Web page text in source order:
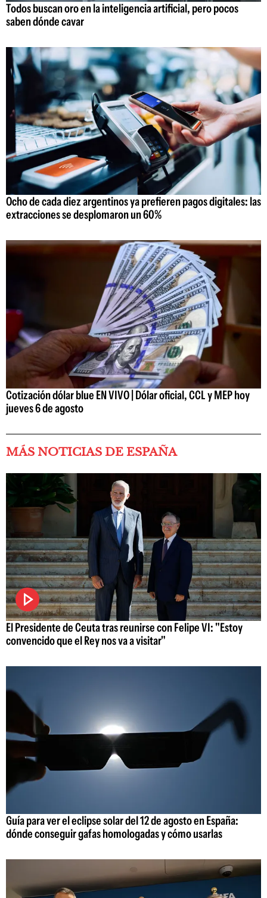
Todos buscan oro en la inteligencia artificial, pero pocos
saben dónde cavar
Ocho de cada diez argentinos ya prefieren pagos digitales: las
extracciones se desplomaron un 60%
Cotización dólar blue EN VIVO | Dólar oficial, CCL y MEP hoy
jueves 6 de agosto
MÁS NOTICIAS DE ESPAÑA
El Presidente de Ceuta tras reunirse con Felipe VI: "Estoy
convencido que el Rey nos va a visitar"
Guía para ver el eclipse solar del 12 de agosto en España:
dónde conseguir gafas homologadas y cómo usarlas